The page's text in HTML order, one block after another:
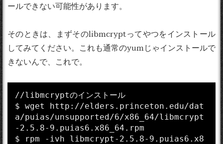
ールできない可能性があります。
そのときは、まずそのlibmcryptってやつをインストール
してみてください。これも通常のyumじゃインストールで
きないんで、これで。
//libmcryptのインストール
$ wget http://elders.princeton.edu/dat
a/puias/unsupported/6/x86_64/libmcrypt
-2.5.8-9.puias6.x86_64.rpm
$ rpm -ivh libmcrypt-2.5.8-9.puias6.x8